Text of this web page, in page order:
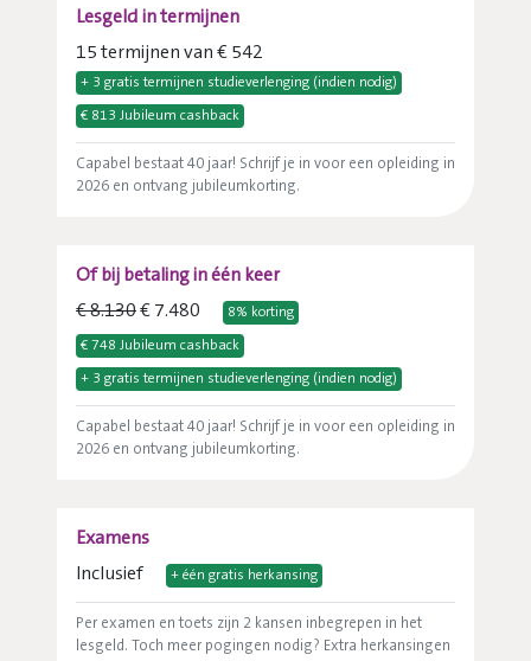
Lesgeld in termijnen
15 termijnen van € 542
+ 3 gratis termijnen studieverlenging (indien nodig)
€ 813 Jubileum cashback
Capabel bestaat 40 jaar! Schrijf je in voor een opleiding in
2026 en ontvang jubileumkorting.
Of bij betaling in één keer
€ 8.130€ 7.480 8% korting
€ 748 Jubileum cashback
+ 3 gratis termijnen studieverlenging (indien nodig)
Capabel bestaat 40 jaar! Schrijf je in voor een opleiding in
2026 en ontvang jubileumkorting.
Examens
Inclusief
+ één gratis herkansing
Per examen en toets zijn 2 kansen inbegrepen in het
lesgeld. Toch meer pogingen nodig? Extra herkansingen